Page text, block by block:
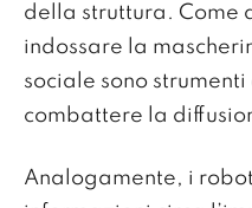
della struttura. Come
indossare la
sociale sono
combattere la
Analogamente, i